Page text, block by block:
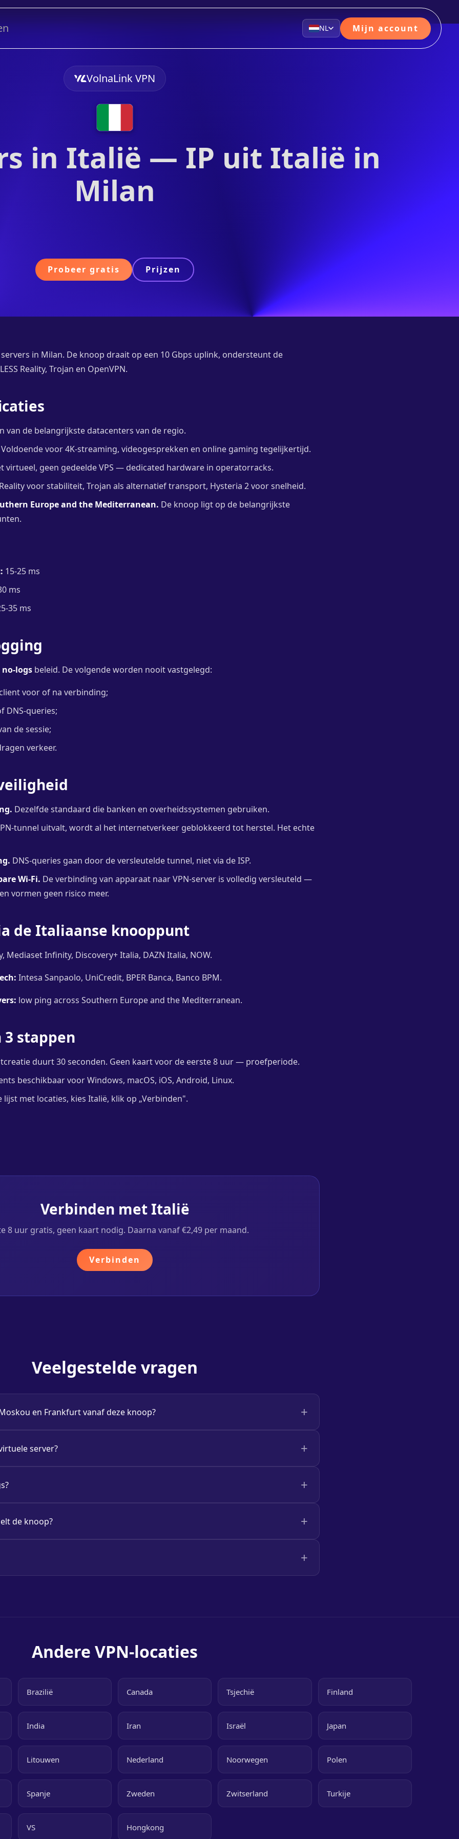
NL Mijn account
VolnaLink VPN
in Italië — IP uit Italië in
Milan
Probeer gratis Prijzen
in Milan. De knoop draait op een 10 Gbps uplink, ondersteunt de
Reality, Trojan en OpenVPN.
van de belangrijkste datacenters van de regio.
voor 4K-streaming, videogesprekken en online gaming tegelijkertijd.
virtueel, geen gedeelde VPS — dedicated hardware in operatorracks.
voor stabiliteit, Trojan als alternatief transport, Hysteria 2 voor snelheid.
Europe and the Mediterranean. De knoop ligt op de belangrijkste
15-25 ms
ms
35 ms
no-logs beleid. De volgende worden nooit vastgelegd:
voor of na verbinding;
DNS-queries;
de sessie;
verkeer.
Dezelfde standaard die banken en overheidssystemen gebruiken.
tunnel uitvalt, wordt al het internetverkeer geblokkeerd tot herstel. Het echte
DNS-queries gaan door de versleutelde tunnel, niet via de ISP.
Wi-Fi. De verbinding van apparaat naar VPN-server is volledig versleuteld —
vormen geen risico meer.
de Italiaanse knooppunt
Mediaset Infinity, Discovery+ Italia, DAZN Italia, NOW.
Intesa Sanpaolo, UniCredit, BPER Banca, Banco BPM.
low ping across Southern Europe and the Mediterranean.
stappen
duurt 30 seconden. Geen kaart voor de eerste 8 uur — proefperiode.
beschikbaar voor Windows, macOS, iOS, Android, Linux.
met locaties, kies Italië, klik op „Verbinden".
Verbinden met Italië
8 uur gratis, geen kaart nodig. Daarna vanaf €2,49 per maand.
Verbinden
Veelgestelde vragen
en Frankfurt vanaf deze knoop?
server?
de knoop?
Andere VPN-locaties
Brazilië Canada Tsjechië Finland
India Iran Israël Japan
Litouwen Nederland Noorwegen Polen
Spanje Zweden Zwitserland Turkije
VS Hongkong